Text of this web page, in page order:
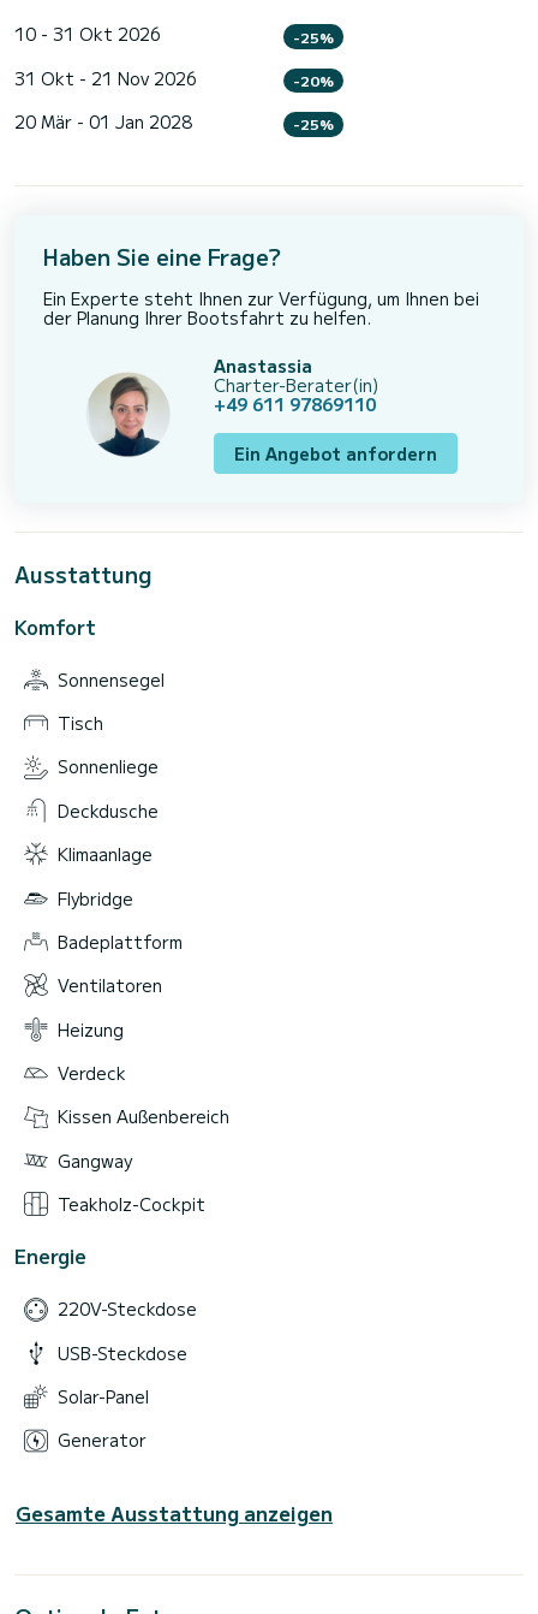
10 - 31 Okt 2026 -25%
31 Okt - 21 Nov 2026 -20%
20 Mär - 01 Jan 2028 -25%
Haben Sie eine Frage?
Ein Experte steht Ihnen zur Verfügung, um Ihnen bei
der Planung Ihrer Bootsfahrt zu helfen.
Anastassia
Charter-Berater(in)
+49 611 97869110
Ein Angebot anfordern
Ausstattung
Komfort
Sonnensegel
Tisch
Sonnenliege
Deckdusche
Klimaanlage
Flybridge
Badeplattform
Ventilatoren
Heizung
Verdeck
Kissen Außenbereich
Gangway
Teakholz-Cockpit
Energie
220V-Steckdose
USB-Steckdose
Solar-Panel
Generator
Gesamte Ausstattung anzeigen